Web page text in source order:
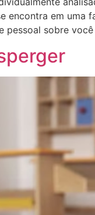
encontra em
pessoal sobre